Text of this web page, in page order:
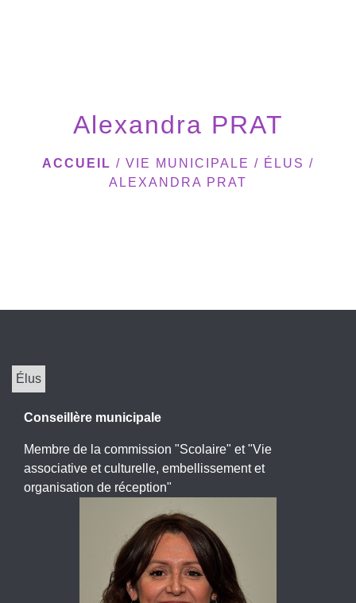
Alexandra PRAT
ACCUEIL / VIE MUNICIPALE / ÉLUS /
ALEXANDRA PRAT
Élus
Conseillère municipale
Membre de la commission "Scolaire" et "Vie
associative et culturelle, embellissement et
organisation de réception"